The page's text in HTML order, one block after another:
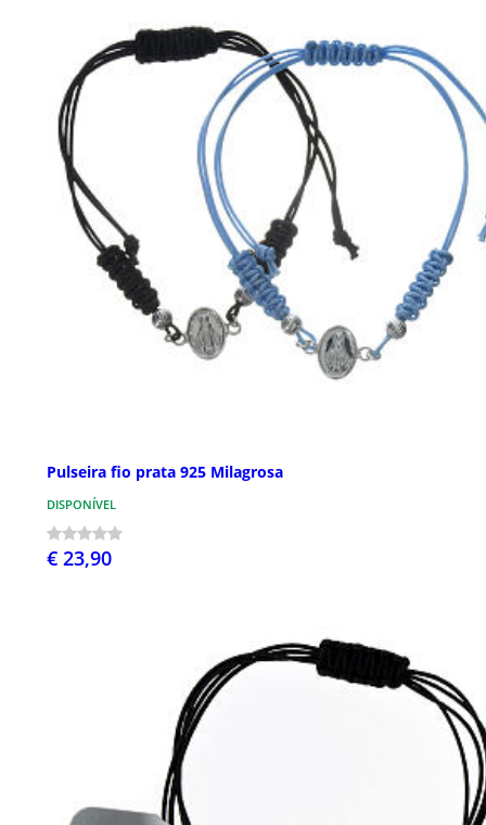
Pulseira fio prata 925 Milagrosa
DISPONÍVEL
€ 23,90